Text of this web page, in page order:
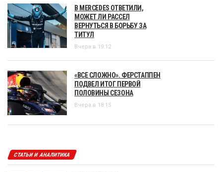
В MERCEDES ОТВЕТИЛИ,
МОЖЕТ ЛИ РАССЕЛ
ВЕРНУТЬСЯ В БОРЬБУ ЗА
ТИТУЛ
Вчера в 19:12
«ВСЕ СЛОЖНО». ФЕРСТАППЕН
ПОДВЕЛ ИТОГ ПЕРВОЙ
ПОЛОВИНЫ СЕЗОНА
Вчера в 18:15
СТАТЬИ И АНАЛИТИКА